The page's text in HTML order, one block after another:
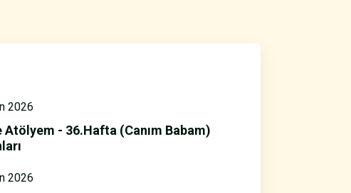
2026
Atölyem - 36.Hafta (Canım Babam)
2026